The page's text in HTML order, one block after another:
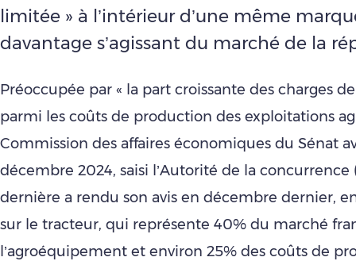
limitée » à l’intérieur d’une même
davantage s’agissant du marché de la
Préoccupée par « la part croissante des charges
parmi les coûts de production des exploitations
Commission des affaires économiques du Sénat
décembre 2024, saisi l’Autorité de la concurrence
dernière a rendu son avis en décembre dernier,
sur le tracteur, qui représente 40% du marché
l’agroéquipement et environ 25% des coûts de